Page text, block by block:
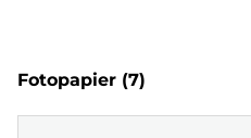
Fotopapier (7)